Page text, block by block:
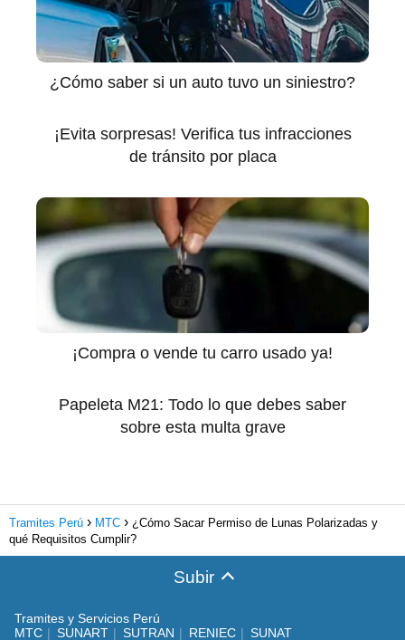
¿Cómo saber si un auto tuvo un siniestro?
¡Evita sorpresas! Verifica tus infracciones
de tránsito por placa
¡Compra o vende tu carro usado ya!
Papeleta M21: Todo lo que debes saber
sobre esta multa grave
Tramites Perú MTC
¿Cómo Sacar Permiso de Lunas Polarizadas y
qué Requisitos Cumplir?
Subir
Tramites y Servicios Perú
MTC
SUNART SUTRAN RENIEC SUNAT